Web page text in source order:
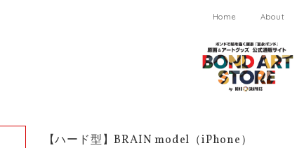
Home About
【ハード型】BRAIN model（iPhone）